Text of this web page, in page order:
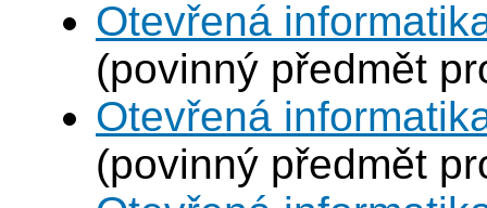
Otevřená
(povinný předmět
Otevřená
(povinný předmět